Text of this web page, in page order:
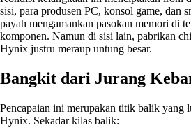
sisi, para produsen PC, konsol game, dan
payah mengamankan pasokan memori di
komponen. Namun di sisi lain, pabrikan
Hynix justru meraup untung besar.
Bangkit dari Jurang
Pencapaian ini merupakan titik balik yang
Hynix. Sekadar kilas balik: